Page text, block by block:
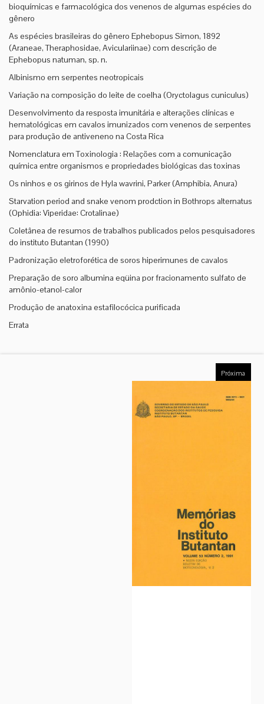
bioquímicas e farmacológica dos venenos de algumas espécies do
gênero
As espécies brasileiras do gênero Ephebopus Simon, 1892
(Araneae, Theraphosidae, Aviculariinae) com descrição de
Ephebopus natuman, sp. n.
Albinismo em serpentes neotropicais
Variação na composição do leite de coelha (Oryctolagus cuniculus)
Desenvolvimento da resposta imunitária e alterações clínicas e
hematológicas em cavalos imunizados com venenos de serpentes
para produção de antiveneno na Costa Rica
Nomenclatura em Toxinologia : Relações com a comunicação
química entre organismos e propriedades biológicas das toxinas
Os ninhos e os girinos de Hyla wavrini, Parker (Amphibia, Anura)
Starvation period and snake venom prodction in Bothrops alternatus
(Ophidia: Viperidae: Crotalinae)
Coletânea de resumos de trabalhos publicados pelos pesquisadores
do instituto Butantan (1990)
Padronização eletroforética de soros hiperimunes de cavalos
Preparação de soro albumina eqüina por fracionamento sulfato de
amônio-etanol-calor
Produção de anatoxina estafilocócica purificada
Errata
Próxima